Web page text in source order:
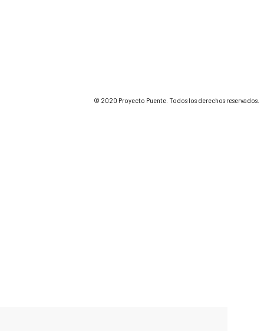
© 2020 Proyecto Puente. Todos los derechos reservados.